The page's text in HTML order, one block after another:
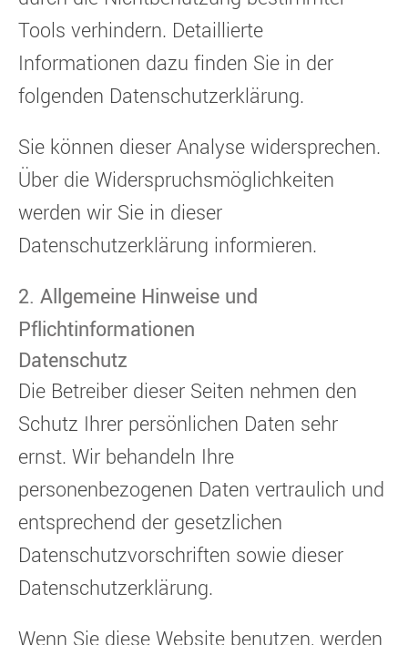
Tools verhindern. Detaillierte
Informationen dazu finden Sie in der
folgenden Datenschutzerklärung.
Sie können dieser Analyse widersprechen.
Über die Widerspruchsmöglichkeiten
werden wir Sie in dieser
Datenschutzerklärung informieren.
2. Allgemeine Hinweise und
Pflichtinformationen
Datenschutz
Die Betreiber dieser Seiten nehmen den
Schutz Ihrer persönlichen Daten sehr
ernst. Wir behandeln Ihre
personenbezogenen Daten vertraulich und
entsprechend der gesetzlichen
Datenschutzvorschriften sowie dieser
Datenschutzerklärung.